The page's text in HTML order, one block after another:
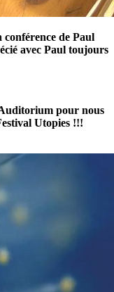
conférence de Paul
avec Paul toujours
pour nous
Utopies !!!